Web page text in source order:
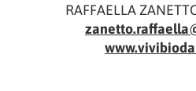
RAFFAELLA